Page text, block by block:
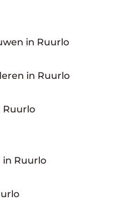
in Ruurlo
in Ruurlo
Ruurlo
in Ruurlo